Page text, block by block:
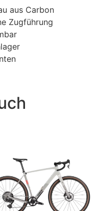
aus Carbon
Zugführung